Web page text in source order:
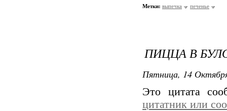
Метки: выпечка печенье
ПИЦЦА В
Пятница, 14
Это цитата
цитатник или